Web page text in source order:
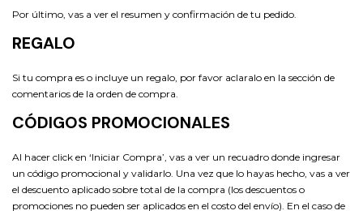
Por último, vas a ver el resumen y confirmación de tu pedido.
REGALO
Si tu compra es o incluye un regalo, por favor aclaralo en la sección de
comentarios de la orden de compra.
CÓDIGOS PROMOCIONALES
Al hacer click en ‘Iniciar Compra’, vas a ver un recuadro donde ingresar
un código promocional y validarlo. Una vez que lo hayas hecho, vas a ver
el descuento aplicado sobre total de la compra (los descuentos o
promociones no pueden ser aplicados en el costo del envío). En el caso de